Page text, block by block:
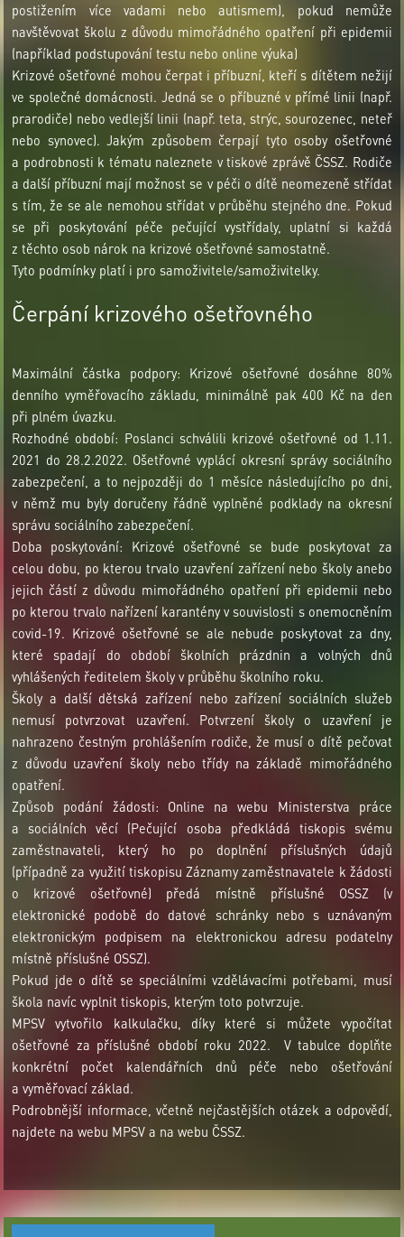
postižením více vadami nebo autismem), pokud nemůže
navštěvovat školu z důvodu mimořádného opatření při epidemii
(například podstupování testu nebo online výuka)
Krizové ošetřovné mohou čerpat i příbuzní, kteří s dítětem nežijí
ve společné domácnosti. Jedná se o příbuzné v přímé linii (např.
prarodiče) nebo vedlejší linii (např. teta, strýc, sourozenec, neteř
nebo synovec). Jakým způsobem čerpají tyto osoby ošetřovné
a podrobnosti k tématu naleznete v tiskové zprávě ČSSZ. Rodiče
a další příbuzní mají možnost se v péči o dítě neomezeně střídat
s tím, že se ale nemohou střídat v průběhu stejného dne. Pokud
se při poskytování péče pečující vystřídaly, uplatní si každá
z těchto osob nárok na krizové ošetřovné samostatně.
Tyto podmínky platí i pro samoživitele/samoživitelky.
Čerpání krizového ošetřovného
Maximální částka podpory: Krizové ošetřovné dosáhne 80%
denního vyměřovacího základu, minimálně pak 400 Kč na den
při plném úvazku.
Rozhodné období: Poslanci schválili krizové ošetřovné od 1.11.
2021 do 28.2.2022. Ošetřovné vyplácí okresní správy sociálního
zabezpečení, a to nejpozději do 1 měsíce následujícího po dni,
v němž mu byly doručeny řádně vyplněné podklady na okresní
správu sociálního zabezpečení.
Doba poskytování: Krizové ošetřovné se bude poskytovat za
celou dobu, po kterou trvalo uzavření zařízení nebo školy anebo
jejich částí z důvodu mimořádného opatření při epidemii nebo
po kterou trvalo nařízení karantény v souvislosti s onemocněním
covid-19. Krizové ošetřovné se ale nebude poskytovat za dny,
které spadají do období školních prázdnin a volných dnů
vyhlášených ředitelem školy v průběhu školního roku.
Školy a další dětská zařízení nebo zařízení sociálních služeb
nemusí potvrzovat uzavření. Potvrzení školy o uzavření je
nahrazeno čestným prohlášením rodiče, že musí o dítě pečovat
z důvodu uzavření školy nebo třídy na základě mimořádného
opatření.
Způsob podání žádosti: Online na webu Ministerstva práce
a sociálních věcí (Pečující osoba předkládá tiskopis svému
zaměstnavateli, který ho po doplnění příslušných údajů
(případně za využití tiskopisu Záznamy zaměstnavatele k žádosti
o krizové ošetřovné) předá místně příslušné OSSZ (v
elektronické podobě do datové schránky nebo s uznávaným
elektronickým podpisem na elektronickou adresu podatelny
místně příslušné OSSZ).
Pokud jde o dítě se speciálními vzdělávacími potřebami, musí
škola navíc vyplnit tiskopis, kterým toto potvrzuje.
MPSV vytvořilo kalkulačku, díky které si můžete vypočítat
ošetřovné za příslušné období roku 2022. V tabulce doplňte
konkrétní počet kalendářních dnů péče nebo ošetřování
a vyměřovací základ.
Podrobnější informace, včetně nejčastějších otázek a odpovědí,
najdete na webu MPSV a na webu ČSSZ.